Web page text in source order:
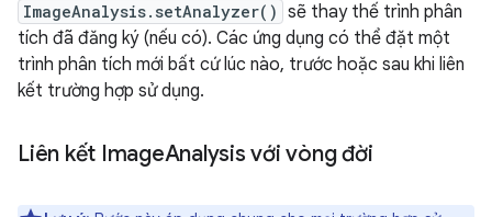
ImageAnalysis.setAnalyzer() sẽ thay thế trình phân
tích đã đăng ký (nếu có). Các ứng dụng có thể đặt một
trình phân tích mới bất cứ lúc nào, trước hoặc sau khi liên
kết trường hợp sử dụng.
Liên kết ImageAnalysis với vòng đời